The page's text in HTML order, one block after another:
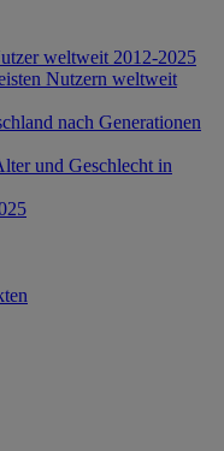
weltweit 2012-2025
Nutzern weltweit
nach Generationen
und Geschlecht in